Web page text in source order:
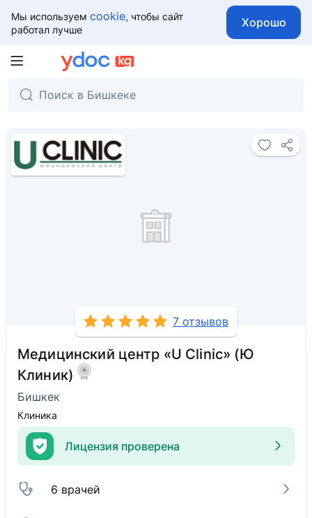
Мы используем cookie, чтобы сайт
работал лучше
Хорошо
7 отзывов
Медицинский центр «U Clinic» (Ю
Клиник)
Бишкек
Клиника
Лицензия проверена
6 врачей